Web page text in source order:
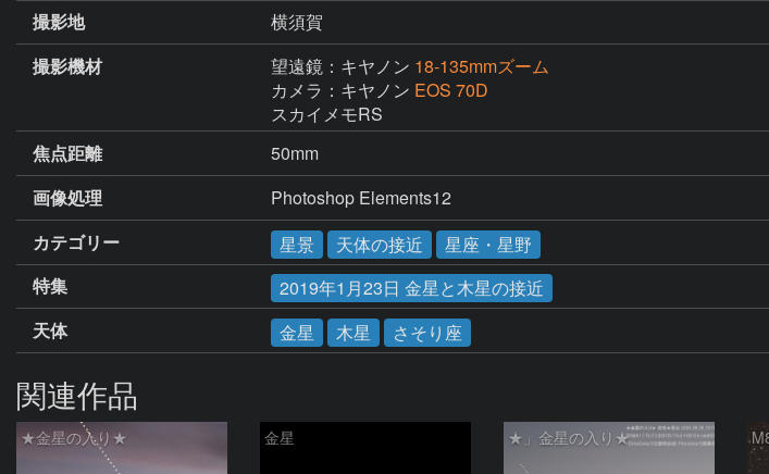
撮影地
横須賀
撮影機材
望遠鏡：キヤノン 18-135mmズーム
カメラ：キヤノン EOS 70D
スカイメモRS
焦点距離
50mm
画像処理
Photoshop Elements12
カテゴリー
星景 天体の接近
星座・星野
特集
2019年1月23日 金星と木星の接近
天体
金星 木星 さそり座
関連作品
★金星の入り★ 金星 ★」金星の入り★